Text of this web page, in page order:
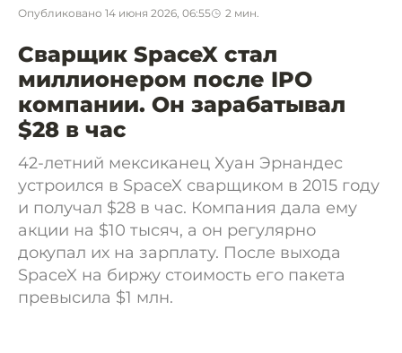
Опубликовано 14 июня 2026, 06:55 2 мин.
Сварщик SpaceX стал
миллионером после IPO
компании. Он зарабатывал
$28 в час
42-летний мексиканец Хуан Эрнандес
устроился в SpaceX сварщиком в 2015 году
и получал $28 в час. Компания дала ему
акции на $10 тысяч, а он регулярно
докупал их на зарплату. После выхода
SpaceX на биржу стоимость его пакета
превысила $1 млн.